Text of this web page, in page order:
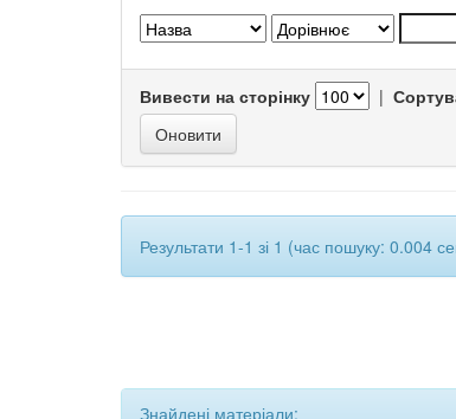
Вивести на сторінку |
Результати 1-1 зі 1 (час пошуку: 0.004
Знайдені матеріали: